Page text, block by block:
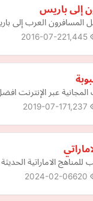
إلى باريس
المسافرون العرب إلى
2016-07-22
المجانية عبر الإنترنت
2019-07-17
للمناهج الاماراتية
2024-02-06